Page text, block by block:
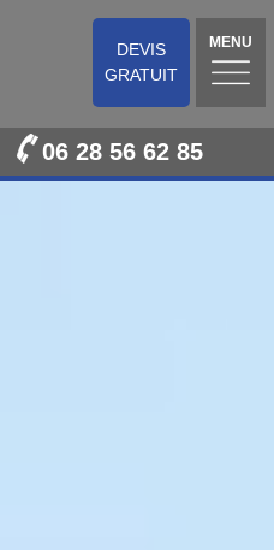
DEVIS
GRATUIT
MENU
06 28 56 62 85